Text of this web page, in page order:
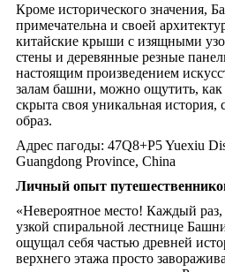
Кроме исторического значения,
примечательна и своей
китайские крыши с изящными
стены и деревянные резные
настоящим произведением
залам башни, можно ощутить,
скрыта своя уникальная
образ.
Адрес пагоды: 47Q8+P5 Yuexiu
Guangdong Province, China
Личный опыт
«Невероятное место! Каждый
узкой спиральной лестнице
ощущал себя частью древней
верхнего этажа просто